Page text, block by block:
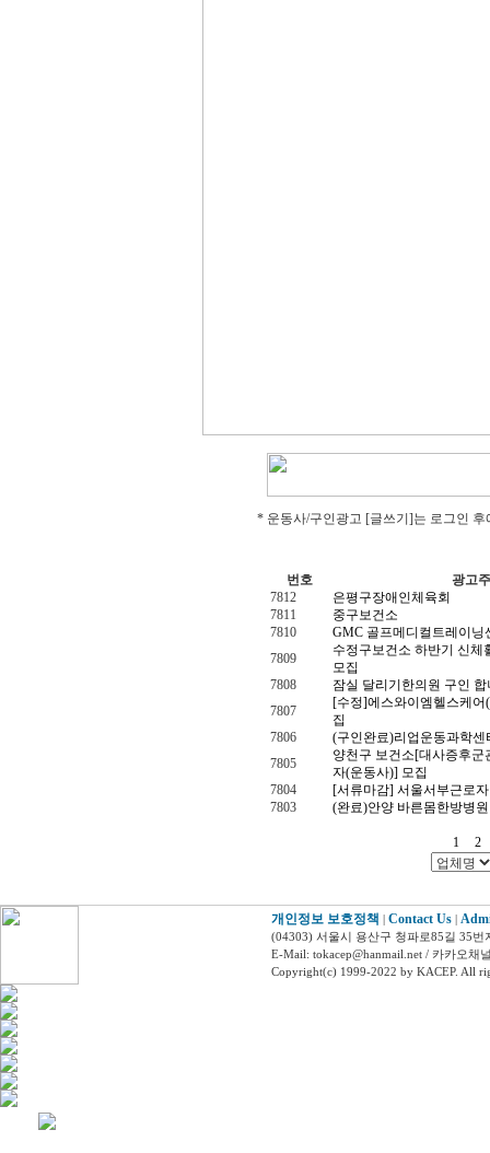
* 운동사/구인광고 [글쓰기]는 로그인 후
번호
광고주
7812
은평구장애인체육회
7811
중구보건소
7810
GMC 골프메디컬트레이닝
7809
수정구보건소 하반기 신체
모집
7808
잠실 달리기한의원 구인 합
7807
[수정]에스와이엠헬스케
집
7806
(구인완료)리업운동과학
7805
양천구 보건소[대사증후군
자(운동사)] 모집
7804
[서류마감] 서울서부근로
7803
(완료)안양 바른몸한방병원
1 2
개인정보 보호정책 | Contact Us |
(04303) 서울시 용산구 청파로85길 35번
E-Mail: tokacep@hanmail.net / 카카오채
Copyright(c) 1999-2022 by KACEP. All